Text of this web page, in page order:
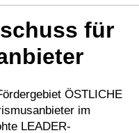
für
ÖSTLICHE
im
LEADER-